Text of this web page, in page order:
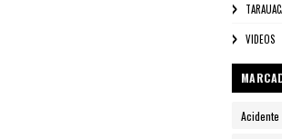
VIDEOS
Acidente